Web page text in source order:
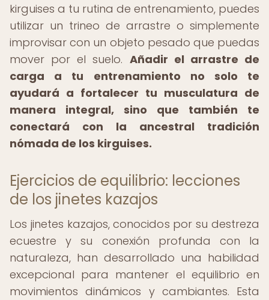
kirguises a tu rutina de entrenamiento, puedes
utilizar un trineo de arrastre o simplemente
improvisar con un objeto pesado que puedas
mover por el suelo. Añadir el arrastre de
carga a tu entrenamiento no solo te
ayudará a fortalecer tu musculatura de
manera integral, sino que también te
conectará con la ancestral tradición
nómada de los kirguises.
Ejercicios de equilibrio: lecciones
de los jinetes kazajos
Los jinetes kazajos, conocidos por su destreza
ecuestre y su conexión profunda con la
naturaleza, han desarrollado una habilidad
excepcional para mantener el equilibrio en
movimientos dinámicos y cambiantes. Esta